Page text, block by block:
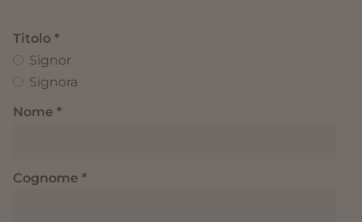
Titolo
Signor
Signora
Nome
Cognome